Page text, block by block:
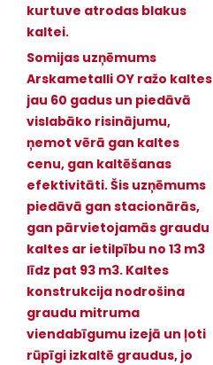
kurtuve atrodas blakus
kaltei.
Somijas uzņēmums
Arskametalli OY ražo kaltes
jau 60 gadus un piedāvā
vislabāko risinājumu,
ņemot vērā gan kaltes
cenu, gan kaltēšanas
efektivitāti. Šis uzņēmums
piedāvā gan stacionārās,
gan pārvietojamās graudu
kaltes ar ietilpību no 13 m3
līdz pat 93 m3. Kaltes
konstrukcija nodrošina
graudu mitruma
viendabīgumu izejā un ļoti
rūpīgi izkaltē graudus, jo